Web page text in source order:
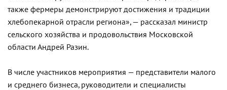
также фермеры демонстрируют достижения и традиции
хлебопекарной отрасли региона», — рассказал министр
сельского хозяйства и продовольствия Московской
области Андрей Разин.
В числе участников мероприятия — представители малого
и среднего бизнеса, руководители и специалисты